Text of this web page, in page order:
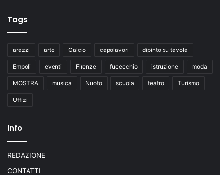
Tags
arazzi arte Calcio capolavori dipinto su tavola
Empoli eventi Firenze fucecchio istruzione moda
MOSTRA musica Nuoto scuola teatro Turismo
Uffizi
Info
REDAZIONE
CONTATTI